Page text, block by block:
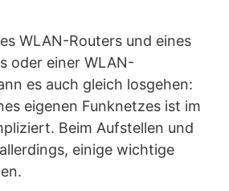
WLAN-Routers und eines
oder einer WLAN-
es auch gleich losgehen:
eigenen Funknetzes ist im
Beim Aufstellen und
einige wichtige